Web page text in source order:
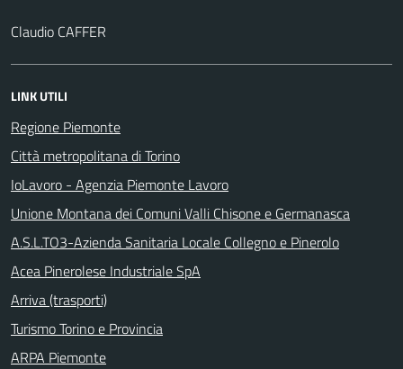
Claudio CAFFER
LINK UTILI
Regione Piemonte
Città metropolitana di Torino
IoLavoro - Agenzia Piemonte Lavoro
Unione Montana dei Comuni Valli Chisone e Germanasca
A.S.L.TO3-Azienda Sanitaria Locale Collegno e Pinerolo
Acea Pinerolese Industriale SpA
Arriva (trasporti)
Turismo Torino e Provincia
ARPA Piemonte